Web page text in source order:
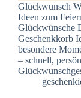
Glückwunsch
Ideen zum
Glückwünsche
Geschenkkorb
besondere
– schnell,